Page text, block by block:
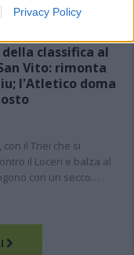
Privacy Policy
classifica al
Vito: rimonta
l'Atletico doma
il Triei che si
il Loceri e balza al
con un secco…